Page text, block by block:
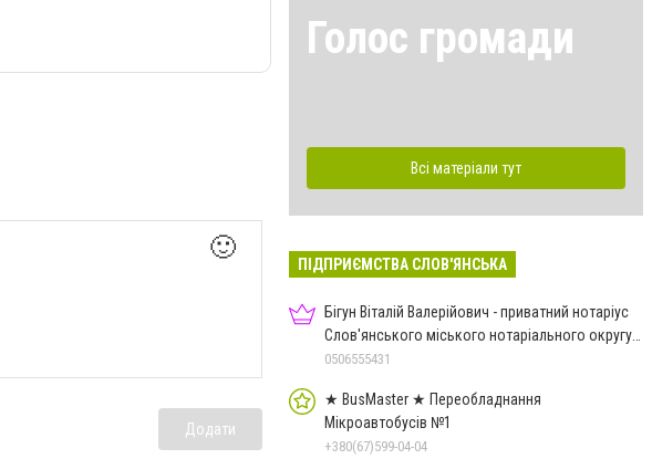
🙂
Додати
Голос громади
Всі матеріали тут
ПІДПРИЄМСТВА СЛОВ'ЯНСЬКА
Бігун Віталій Валерійович - приватний нотаріус
Слов'янського міського нотаріального округу
Дон.обл.
0506555431
★ BusMaster ★ Переобладнання
Мікроавтобусів №1
+380(67)599-04-04